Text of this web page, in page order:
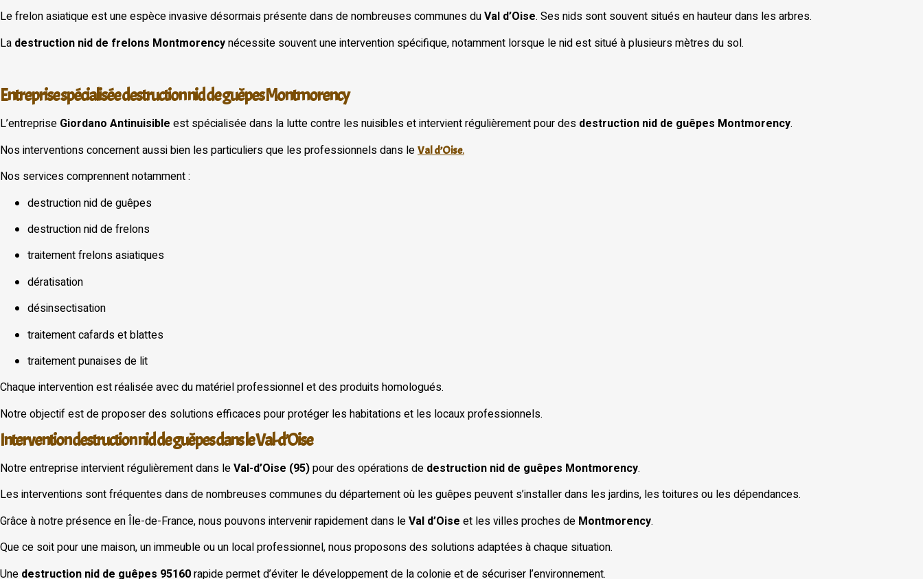
Le frelon asiatique est une espèce invasive désormais présente dans de nombreuses communes duVal d’Oise. Ses nids sont souvent situés en hauteur dans les arbres.
La destruction nid de frelons Montmorencynécessite souvent une intervention spécifique, notamment lorsque le nid est situé à plusieurs mètres du sol.
Entreprise spécialisée destruction nid de guêpes Montmorency
L’entreprise Giordano Antinuisible est spécialisée dans la lutte contre les nuisibles et intervient régulièrement pour des destruction nid de guêpes Montmorency.
Nos interventions concernent aussi bien les particuliers que les professionnels dans le Val d’Oise.
Nos services comprennent notamment :
destruction nid de guêpes
destruction nid de frelons
traitement frelons asiatiques
dératisation
désinsectisation
traitement cafards et blattes
traitement punaises de lit
Chaque intervention est réalisée avec du matériel professionnel et des produits homologués.
Notre objectif est de proposer des solutions efficaces pour protéger les habitations et les locaux professionnels.
Intervention destruction nid de guêpes dans le Val-d’Oise
Notre entreprise intervient régulièrement dans leVal-d’Oise (95)pour des opérations de destruction nid de guêpes Montmorency.
Les interventions sont fréquentes dans de nombreuses communes du département où les guêpes peuvent s’installer dans les jardins, les toitures ou les dépendances.
Grâce à notre présence en Île-de-France, nous pouvons intervenir rapidement dans leVal d’Oise et les villes proches de Montmorency.
Que ce soit pour une maison, un immeuble ou un local professionnel, nous proposons des solutions adaptées à chaque situation.
Une destruction nid de guêpes 95160rapide permet d’éviter le développement de la colonie et de sécuriser l’environnement.